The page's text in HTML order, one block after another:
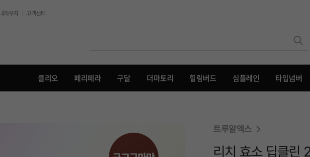
내파우치 고객센터
클리오 페리페라 구달 더마토리 힐링버드 심플레인 타입넘버
트루알엑스
리치 효소 딥클린